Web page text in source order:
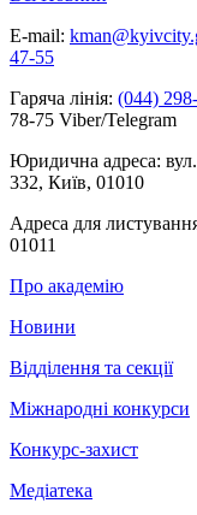
E-mail:
47-55
Гаряча лінія: (044)
78-75 Viber/Telegram
Юридична адреса:
332, Київ, 01010
Адреса для
01011
Про академію
Новини
Відділення та секції
Міжнародні конкурси
Конкурс-захист
Медіатека